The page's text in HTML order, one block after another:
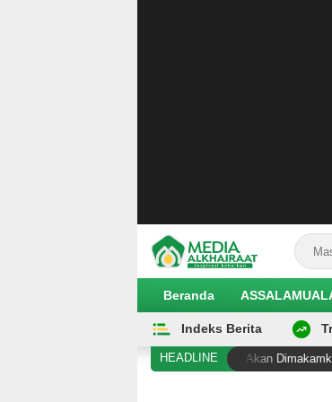
Beranda
EKOBIS
Indeks Berita
HEADLINE
di Duyu Meninggal, Akan Dimakamkan di Palopo